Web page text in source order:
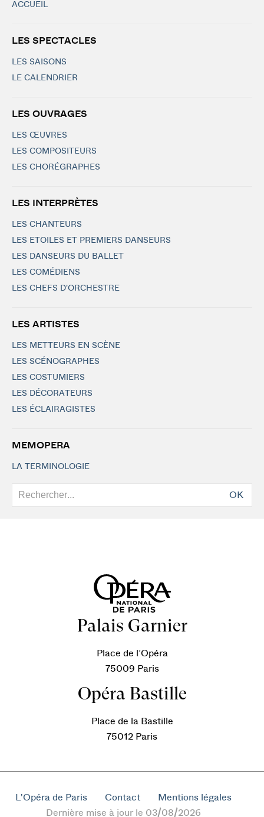
ACCUEIL
LES SPECTACLES
LES SAISONS
LE CALENDRIER
LES OUVRAGES
LES ŒUVRES
LES COMPOSITEURS
LES CHORÉGRAPHES
LES INTERPRÈTES
LES CHANTEURS
LES ETOILES ET PREMIERS DANSEURS
LES DANSEURS DU BALLET
LES COMÉDIENS
LES CHEFS D'ORCHESTRE
LES ARTISTES
LES METTEURS EN SCÈNE
LES SCÉNOGRAPHES
LES COSTUMIERS
LES DÉCORATEURS
LES ÉCLAIRAGISTES
MEMOPERA
LA TERMINOLOGIE
OK
Palais Garnier
Place de l’Opéra
75009 Paris
Opéra Bastille
Place de la Bastille
75012 Paris
L'Opéra de Paris Contact
Mentions légales
Dernière mise à jour le 03/08/2026